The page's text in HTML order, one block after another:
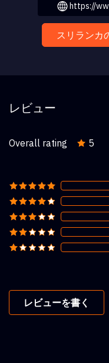
https://
スリランカ
レビュー
Overall rating 5
レビューを書く